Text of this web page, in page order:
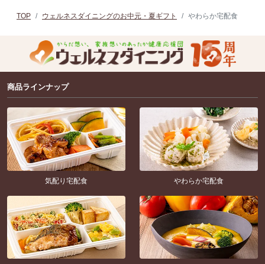
TOP ウェルネスダイニングのお中元・夏ギフト やわらか宅配食
商品ラインナップ
気配り宅配食 やわらか宅配食